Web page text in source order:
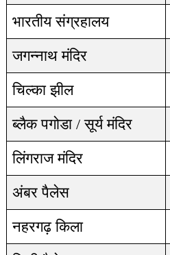
भारतीय संग्रहालय
जगन्नाथ मंदिर
चिल्का झील
ब्लैक पगोडा / सूर्य मंदिर
लिंगराज मंदिर
अंबर पैलेस
नहरगढ़ किला